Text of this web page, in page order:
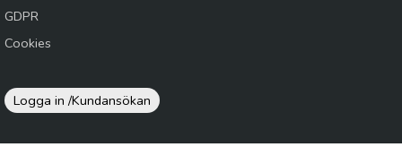
GDPR
Cookies
Logga in /Kundansökan